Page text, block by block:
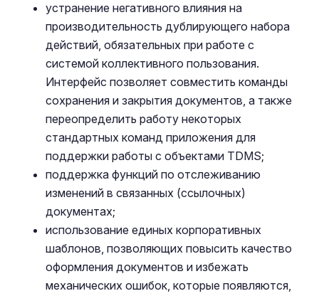
устранение негативного влияния на
производительность дублирующего набора
действий, обязательных при работе с
системой коллективного пользования.
Интерфейс позволяет совместить команды
сохранения и закрытия документов, а также
переопределить работу некоторых
стандартных команд приложения для
поддержки работы с объектами TDMS;
поддержка функций по отслеживанию
изменений в связанных (ссылочных)
документах;
использование единых корпоративных
шаблонов, позволяющих повысить качество
оформления документов и избежать
механических ошибок, которые появляются,